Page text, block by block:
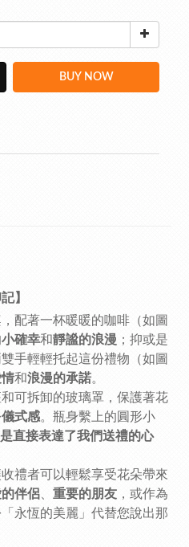
BUY NOW
】
配著一杯暖暖的咖啡（如圖
小確幸和靜謐的浪漫 ；抑或是
手輕輕托起這份禮物（如圖
和浪漫的承諾。
可拆卸的玻璃罩，保護著花
儀式感。瓶身繫上的圓形小
直接表達了我們送禮的心
禮者可以輕鬆享受花朵帶來
伴侶 重要的朋友 ，或作為
永恆的美麗」代替您說出那